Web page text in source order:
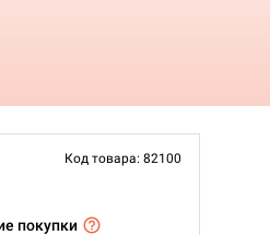
Код товара: 82100
покупки